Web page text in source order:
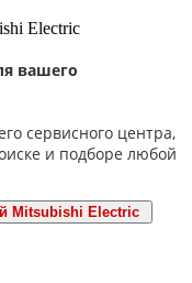
вашего
сервисного центра,
и подборе любой
Mitsubishi Electric